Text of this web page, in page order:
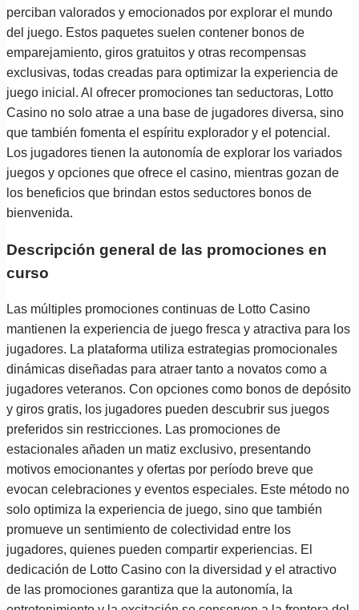
perciban valorados y emocionados por explorar el mundo
del juego. Estos paquetes suelen contener bonos de
emparejamiento, giros gratuitos y otras recompensas
exclusivas, todas creadas para optimizar la experiencia de
juego inicial. Al ofrecer promociones tan seductoras, Lotto
Casino no solo atrae a una base de jugadores diversa, sino
que también fomenta el espíritu explorador y el potencial.
Los jugadores tienen la autonomía de explorar los variados
juegos y opciones que ofrece el casino, mientras gozan de
los beneficios que brindan estos seductores bonos de
bienvenida.
Descripción general de las promociones en
curso
Las múltiples promociones continuas de Lotto Casino
mantienen la experiencia de juego fresca y atractiva para los
jugadores. La plataforma utiliza estrategias promocionales
dinámicas diseñadas para atraer tanto a novatos como a
jugadores veteranos. Con opciones como bonos de depósito
y giros gratis, los jugadores pueden descubrir sus juegos
preferidos sin restricciones. Las promociones de
estacionales añaden un matiz exclusivo, presentando
motivos emocionantes y ofertas por período breve que
evocan celebraciones y eventos especiales. Este método no
solo optimiza la experiencia de juego, sino que también
promueve un sentimiento de colectividad entre los
jugadores, quienes pueden compartir experiencias. El
dedicación de Lotto Casino con la diversidad y el atractivo
de las promociones garantiza que la autonomía, la